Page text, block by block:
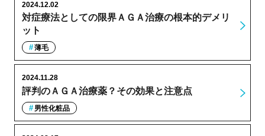
対症療法としての限界ＡＧＡ治療の根本的デメリ
ット
2024.12.02
薄毛
評判のＡＧＡ治療薬？その効果と注意点
2024.11.28
男性化粧品